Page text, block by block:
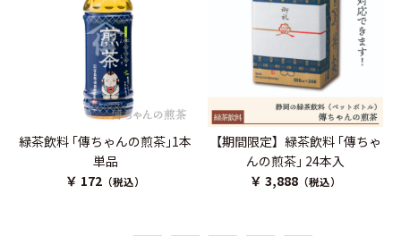
緑茶飲料 ｢傳ちゃんの煎茶｣1本
単品
￥ 172 （税込）
【期間限定】緑茶飲料 ｢傳ちゃ
んの煎茶｣ 24本入
￥ 3,888 （税込）